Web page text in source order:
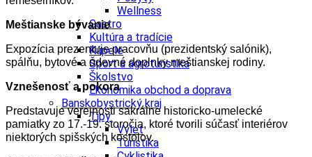
Wellness
Gastro
Kultúra a tradície
Kúpele
Šport a agroturistika
Školstvo
Ekonomika obchod a doprava
Banskobystrický kraj
Tipy
Výlet
Turistika
Meštianske bývanie
Expozícia prezentuje pracovňu (prezidentský salónik),
spálňu, bytové a odevné doplnky meštianskej rodiny.
Vznešenosť a pokora
Predstavuje verejnosti sakrálne historicko-umelecké
pamiatky zo 17.-19. storočia, ktoré tvorili súčasť interiérov
niektorých spišských kostolov.